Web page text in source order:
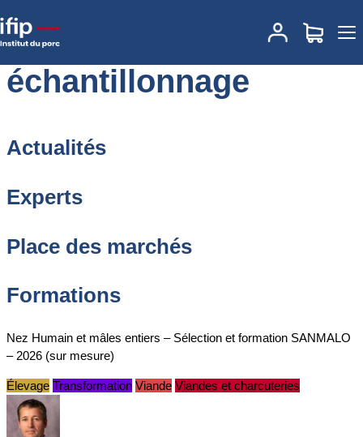
Accueil
échantillonnage
Actualités
Experts
Place des marchés
Formations
Nez Humain et mâles entiers – Sélection et formation SANMALO
– 2026 (sur mesure)
Élevage Transformation Viande Viandes et charcuteries